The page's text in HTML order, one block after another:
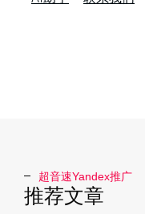
超音速Yandex推广​
推荐文章